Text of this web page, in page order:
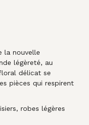
la nouvelle
légèreté, au
délicat se
pièces qui respirent
robes légères